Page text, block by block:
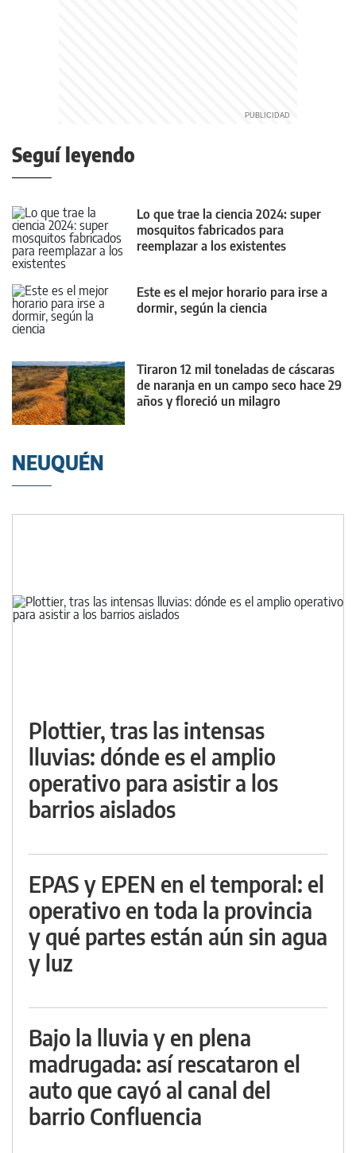
Seguí leyendo
Lo que trae la ciencia 2024: super
mosquitos fabricados para
reemplazar a los existentes
Este es el mejor horario para irse a
dormir, según la ciencia
Tiraron 12 mil toneladas de cáscaras
de naranja en un campo seco hace 29
años y floreció un milagro
NEUQUÉN
Plottier, tras las intensas
lluvias: dónde es el amplio
operativo para asistir a los
barrios aislados
EPAS y EPEN en el temporal: el
operativo en toda la provincia
y qué partes están aún sin agua
y luz
Bajo la lluvia y en plena
madrugada: así rescataron el
auto que cayó al canal del
barrio Confluencia